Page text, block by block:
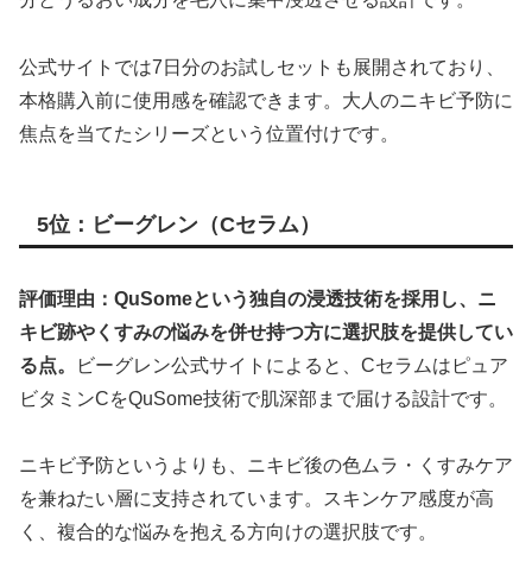
公式サイトでは7日分のお試しセットも展開されており、
本格購入前に使用感を確認できます。大人のニキビ予防に
焦点を当てたシリーズという位置付けです。
5位：ビーグレン（Cセラム）
評価理由：QuSomeという独自の浸透技術を採用し、ニ
キビ跡やくすみの悩みを併せ持つ方に選択肢を提供してい
る点。
ビーグレン公式サイトによると、Cセラムはピュア
ビタミンCをQuSome技術で肌深部まで届ける設計です。
ニキビ予防というよりも、ニキビ後の色ムラ・くすみケア
を兼ねたい層に支持されています。スキンケア感度が高
く、複合的な悩みを抱える方向けの選択肢です。